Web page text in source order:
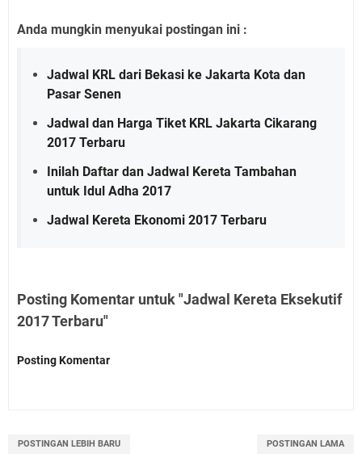
Anda mungkin menyukai postingan ini :
Jadwal KRL dari Bekasi ke Jakarta Kota dan
Pasar Senen
Jadwal dan Harga Tiket KRL Jakarta Cikarang
2017 Terbaru
Inilah Daftar dan Jadwal Kereta Tambahan
untuk Idul Adha 2017
Jadwal Kereta Ekonomi 2017 Terbaru
Posting Komentar untuk "Jadwal Kereta Eksekutif
2017 Terbaru"
Posting Komentar
POSTINGAN LEBIH BARU POSTINGAN LAMA